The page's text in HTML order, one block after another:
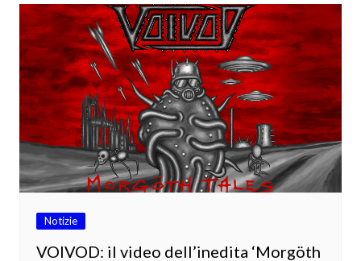
Notizie
VOIVOD: il video dell’inedita ‘Morgöth